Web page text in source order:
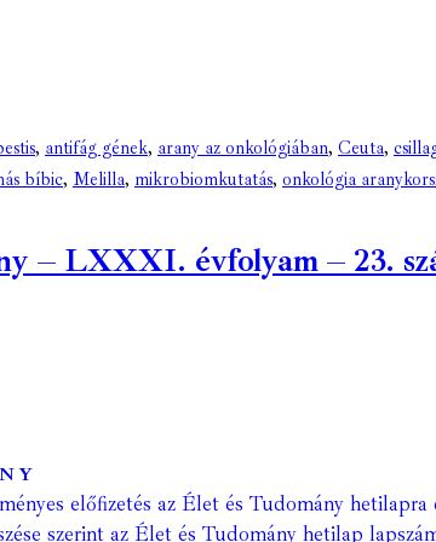
, antifág gének, arany az onkológiában, Ceuta,
bíbic, Melilla, mikrobiomkutatás, onkológia
– LXXXI. évfolyam – 23.
előfizetés az Élet és Tudomány
szerint az Élet és Tudomány hetilap